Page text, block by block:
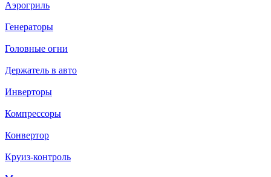
Аэрогриль
Генераторы
Головные огни
Держатель в авто
Инверторы
Компрессоры
Конвертор
Круиз-контроль